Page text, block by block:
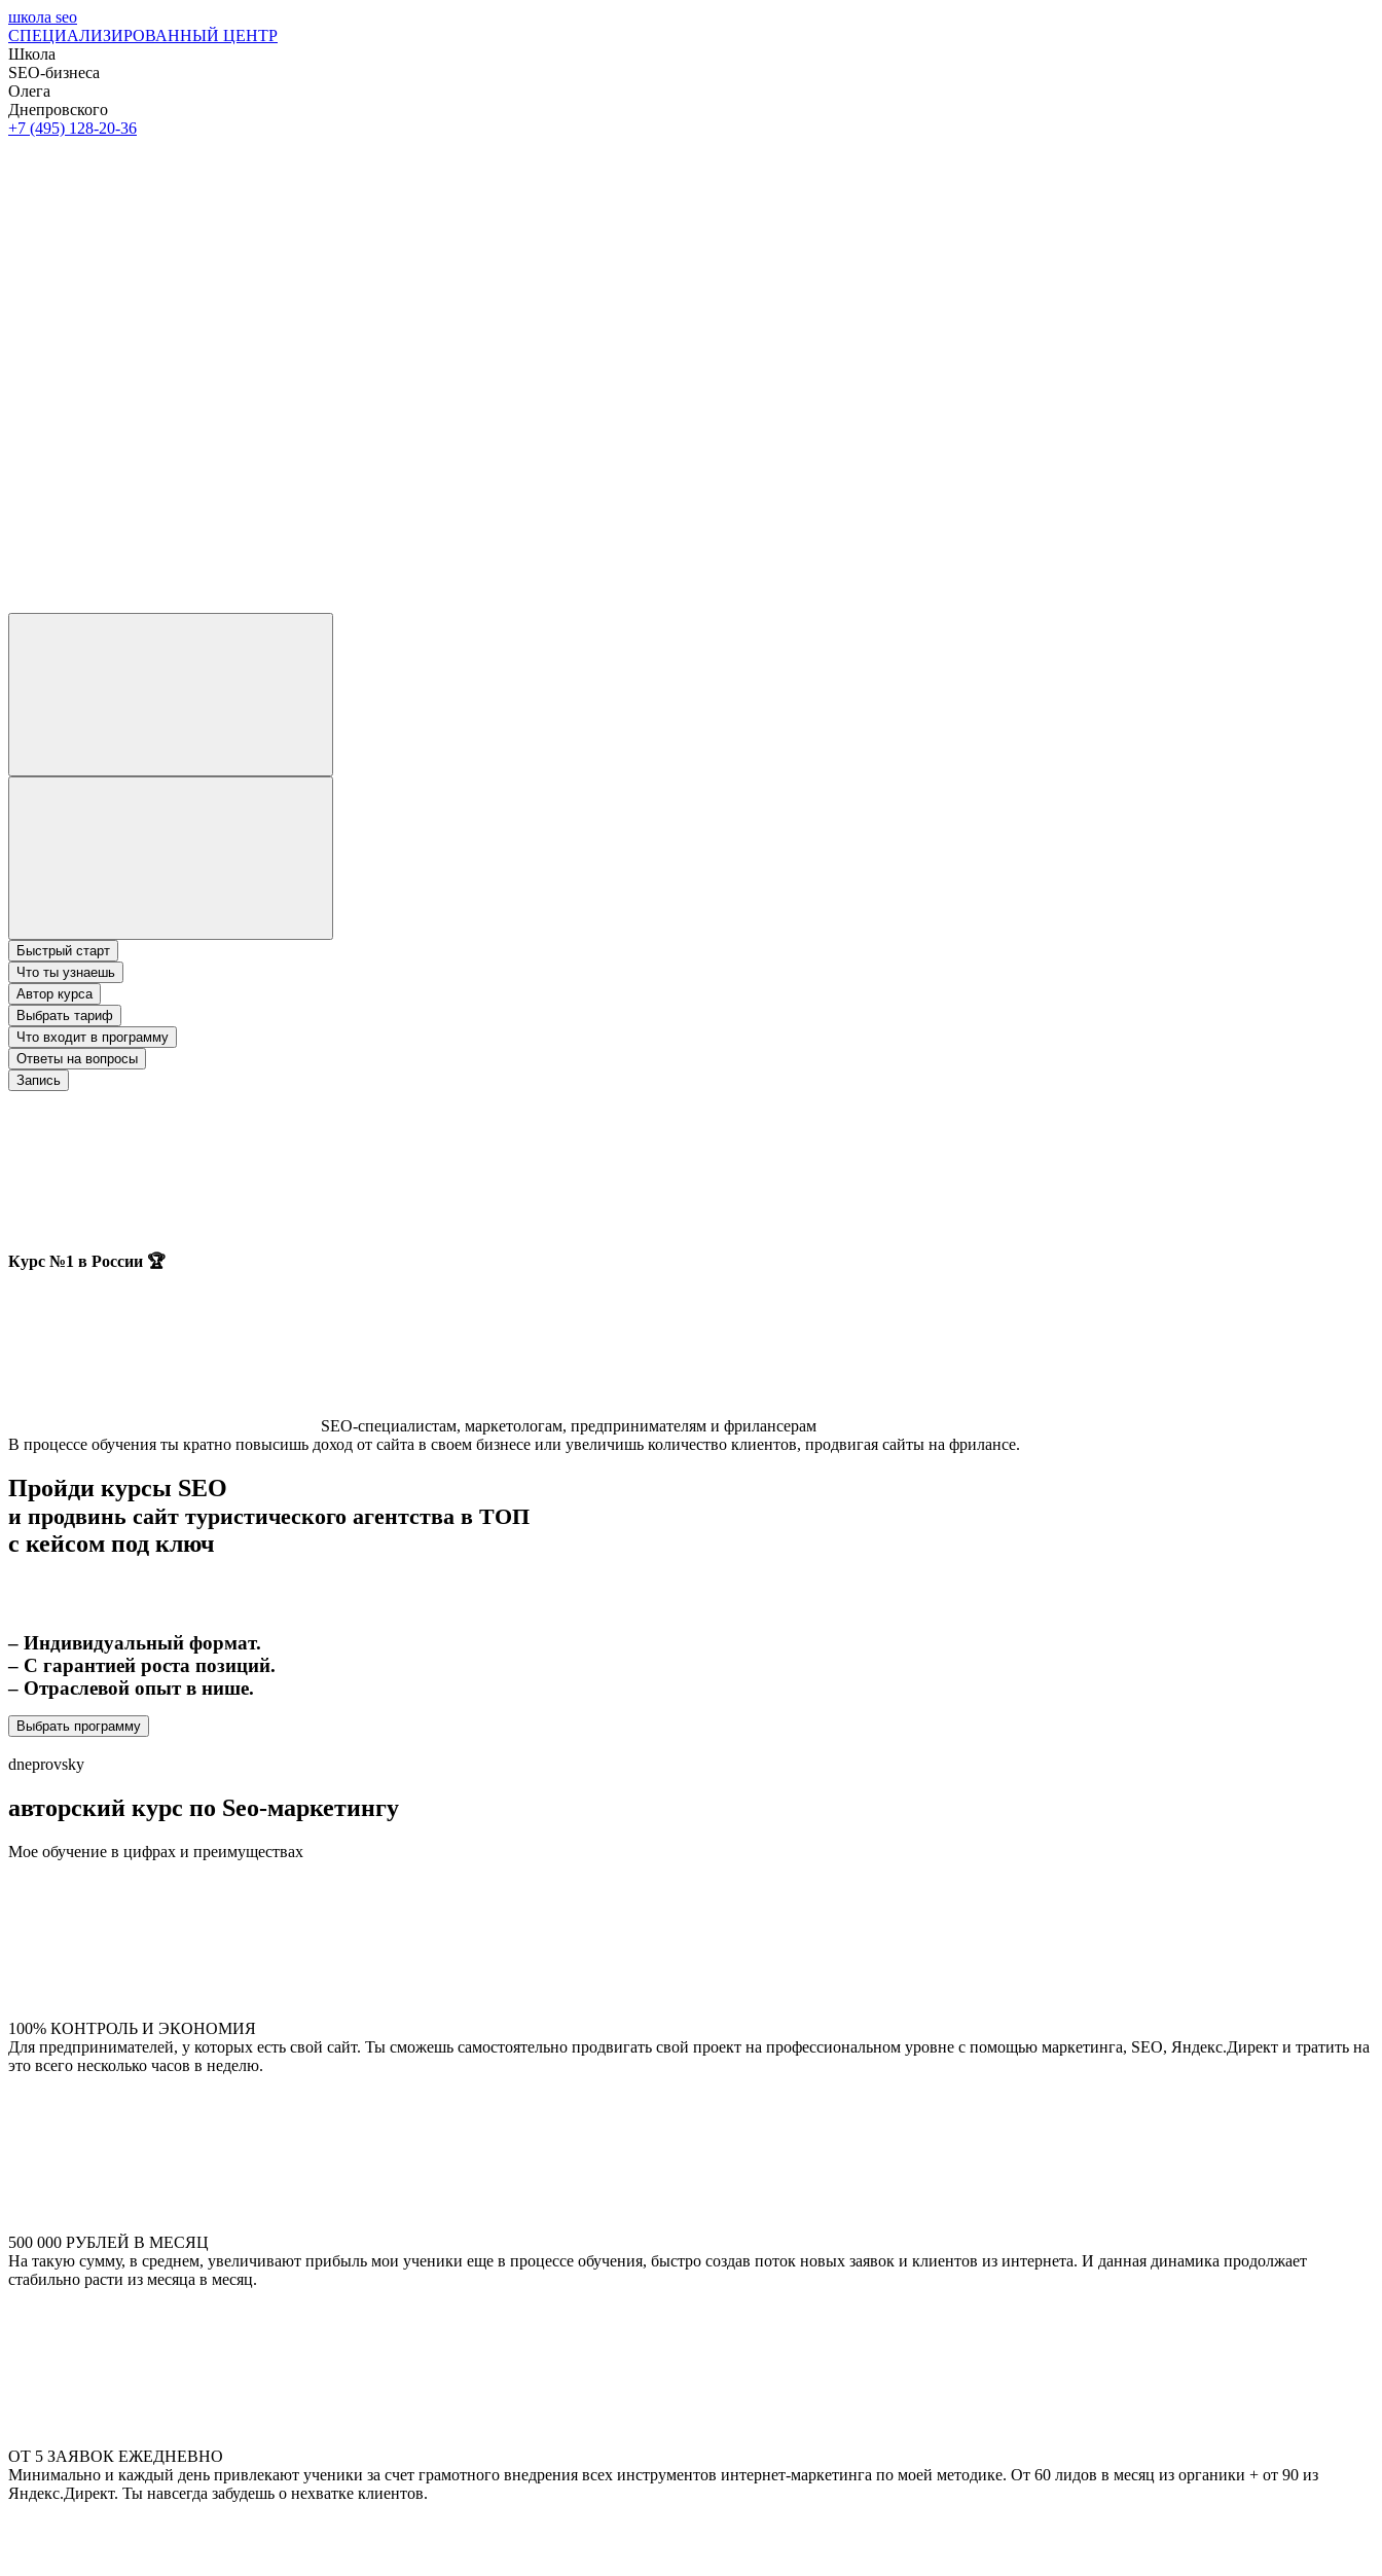
школа seo
СПЕЦИАЛИЗИРОВАННЫЙ ЦЕНТР
Школа
SEO-бизнеса
Олега
Днепровского
+7 (495) 128-20-36
Быстрый старт
Что ты узнаешь
Автор курса
Выбрать тариф
Что входит в программу
Ответы на вопросы
Запись
Курс №1 в России 🏆
SEO-специалистам, маркетологам, предпринимателям и фрилансерам
В процессе обучения ты кратно повысишь доход от сайта в своем бизнесе или увеличишь количество клиентов, продвигая сайты на фрилансе.
Пройди курсы SEO
и продвинь сайт туристического агентства в ТОП
с кейсом под ключ
– Индивидуальный формат.
– С гарантией роста позиций.
– Отраслевой опыт в нише.
Выбрать программу
dneprovsky
авторский курс по Seo-маркетингу
Мое обучение в цифрах и преимуществах
100% КОНТРОЛЬ И ЭКОНОМИЯ
Для предпринимателей, у которых есть свой сайт. Ты сможешь самостоятельно продвигать свой проект на профессиональном уровне с помощью маркетинга, SEO, Яндекс.Директ и тратить на
это всего несколько часов в неделю.
500 000 РУБЛЕЙ В МЕСЯЦ
На такую сумму, в среднем, увеличивают прибыль мои ученики еще в процессе обучения, быстро создав поток новых заявок и клиентов из интернета. И данная динамика продолжает
стабильно расти из месяца в месяц.
ОТ 5 ЗАЯВОК ЕЖЕДНЕВНО
Минимально и каждый день привлекают ученики за счет грамотного внедрения всех инструментов интернет-маркетинга по моей методике. От 60 лидов в месяц из органики + от 90 из
Яндекс.Директ. Ты навсегда забудешь о нехватке клиентов.